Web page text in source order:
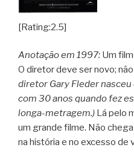
[Rating:2.5]
Anotação em 1997: Um
O diretor deve ser novo;
diretor Gary Fleder
com 30 anos quando fez
longa-metragem.) Lá pelo
um grande filme. Não
na história e no excesso de